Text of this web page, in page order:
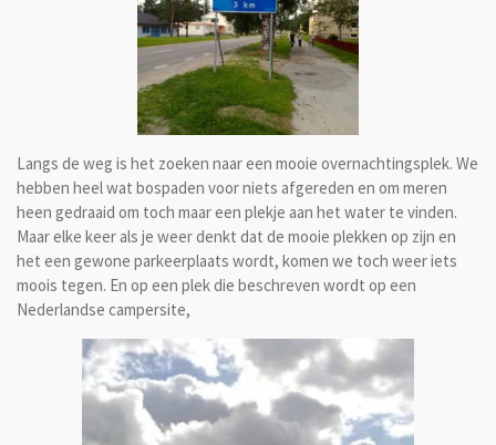
Langs de weg is het zoeken naar een mooie overnachtingsplek. We
hebben heel wat bospaden voor niets afgereden en om meren
heen gedraaid om toch maar een plekje aan het water te vinden.
Maar elke keer als je weer denkt dat de mooie plekken op zijn en
het een gewone parkeerplaats wordt, komen we toch weer iets
moois tegen. En op een plek die beschreven wordt op een
Nederlandse campersite,